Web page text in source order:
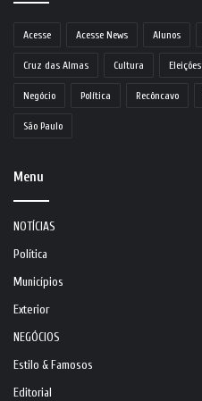
Acesse Acesse News Alunos
Cruz das Almas Cultura Eleições
Negócio Política Recôncavo
São Paulo
Menu
NOTÍCIAS
Política
Municípios
Exterior
NEGÓCIOS
Estilo & Famosos
Editorial